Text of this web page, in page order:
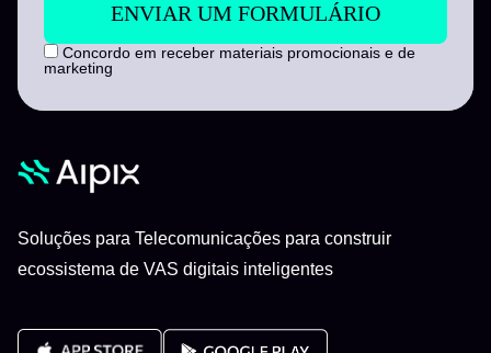
Concordo em receber materiais promocionais e de
marketing
Soluções para Telecomunicações para construir
ecossistema de VAS digitais inteligentes